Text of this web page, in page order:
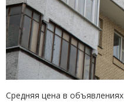
Средняя цена в объявлениях